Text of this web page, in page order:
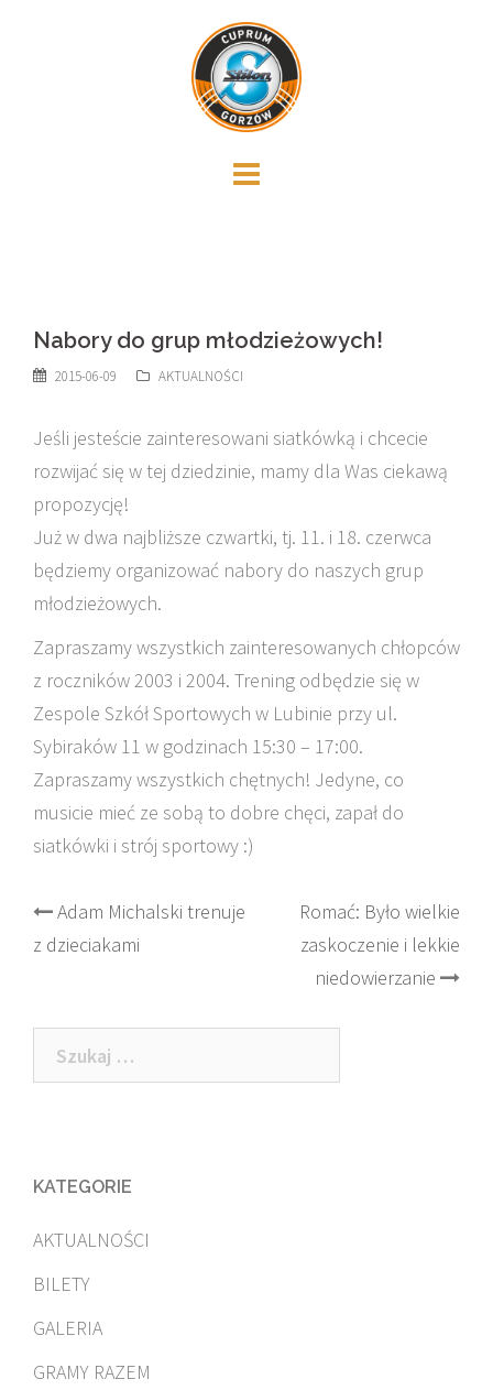
Nabory do grup młodzieżowych!
2015-06-09 AKTUALNOŚCI
Jeśli jesteście zainteresowani siatkówką i chcecie
rozwijać się w tej dziedzinie, mamy dla Was ciekawą
propozycję!
Już w dwa najbliższe czwartki, tj. 11. i 18. czerwca
będziemy organizować nabory do naszych grup
młodzieżowych.
Zapraszamy wszystkich zainteresowanych chłopców
z roczników 2003 i 2004. Trening odbędzie się w
Zespole Szkół Sportowych w Lubinie przy ul.
Sybiraków 11 w godzinach 15:30 – 17:00.
Zapraszamy wszystkich chętnych! Jedyne, co
musicie mieć ze sobą to dobre chęci, zapał do
siatkówki i strój sportowy :)
Post
navigation
Adam Michalski trenuje
z dzieciakami
Romać: Było wielkie
zaskoczenie i lekkie
niedowierzanie
Szukaj:
KATEGORIE
AKTUALNOŚCI
BILETY
GALERIA
GRAMY RAZEM